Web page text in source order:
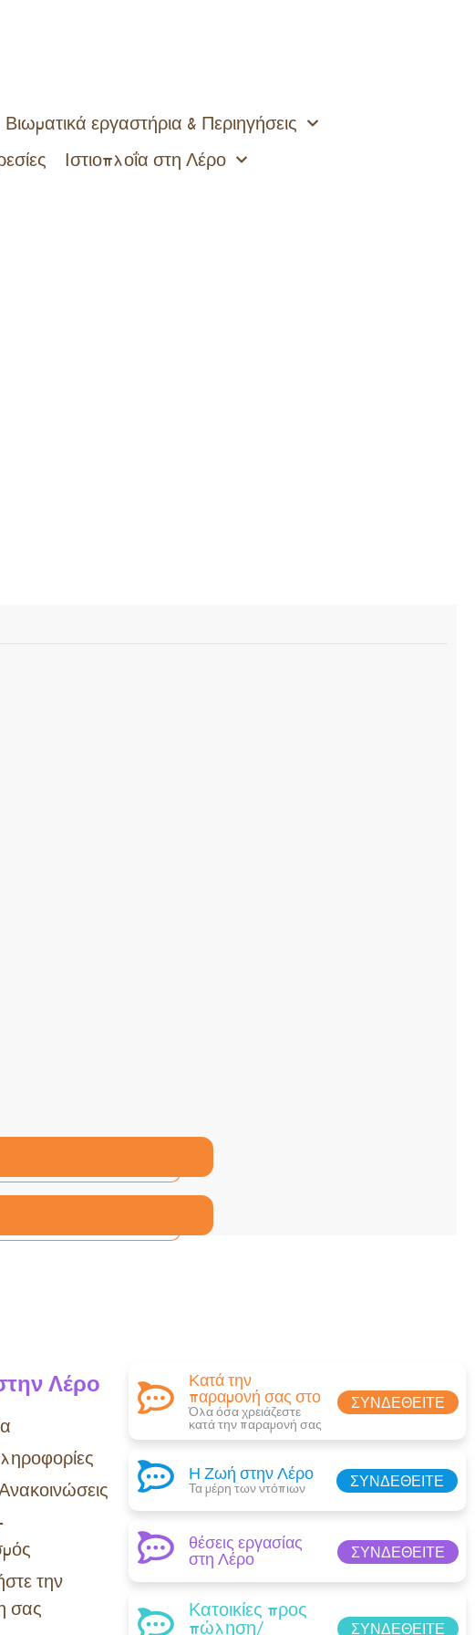
Βιωματικά εργαστήρια & Περιηγήσεις
Ιστιοπλοΐα στη Λέρο
Λέρο
την
σας
Κατά την
παραμονή σας στο
Όλα όσα χρειάζεστε
κατά την παραμονή σας​
ΣΥΝΔΕΘΕΊΤΕ
Η Ζωή στην Λέρο
Τα μέρη των ντόπιων ΣΥΝΔΕΘΕΊΤΕ
θέσεις εργασίας
στη Λέρο ΣΥΝΔΕΘΕΊΤΕ
Κατοικίες προς
πώληση/ ΣΥΝΔΕΘΕΊΤΕ